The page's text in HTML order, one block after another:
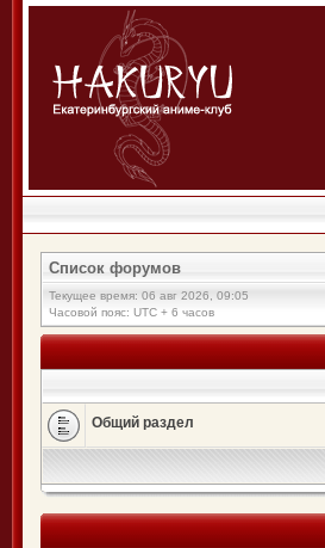
Список форумов
Текущее время: 06 авг 2026, 09:05
Часовой пояс: UTC + 6 часов
Общий раздел